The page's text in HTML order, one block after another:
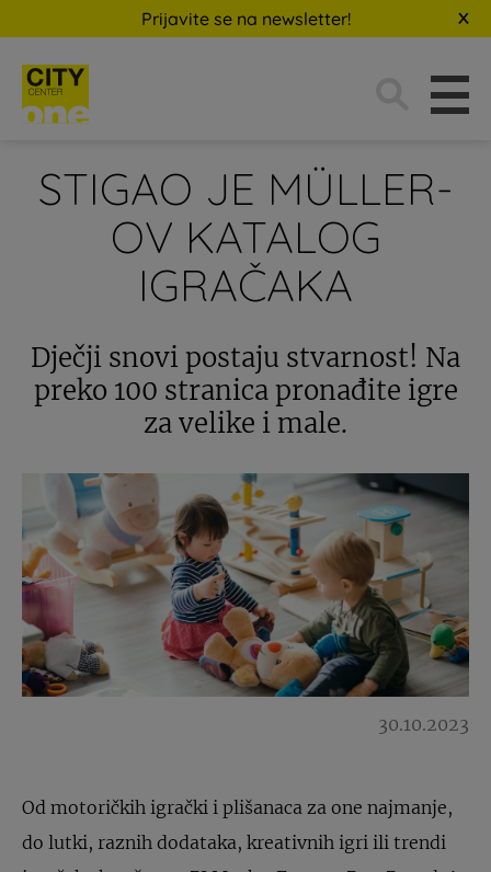
Prijavite se na newsletter!
STIGAO JE MÜLLER-
OV KATALOG
IGRAČAKA
Dječji snovi postaju stvarnost! Na
preko 100 stranica pronađite igre
za velike i male.
30.10.2023
Od motoričkih igrački i plišanaca za one najmanje,
do lutki, raznih dodataka, kreativnih igri ili trendi